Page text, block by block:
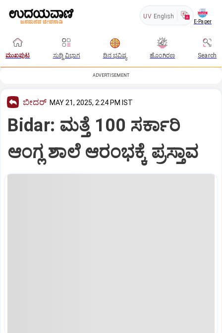
UV English
E-Paper
ಮುಖಪುಟ ಸುದ್ದಿ ವಿಭಾಗ ದಿನ ಭವಿಷ್ಯ ಹೊಂಗಿರಣ Search
ADVERTISEMENT
ಬೀದರ್ MAY 21, 2025, 2:24 PM IST
Bidar: ಮತ್ತೆ 100 ಸರ್ಕಾರಿ
ಆಂಗ್ಲ ಶಾಲೆ ಆರಂಭಕ್ಕೆ ಪ್ರಸ್ತಾವ